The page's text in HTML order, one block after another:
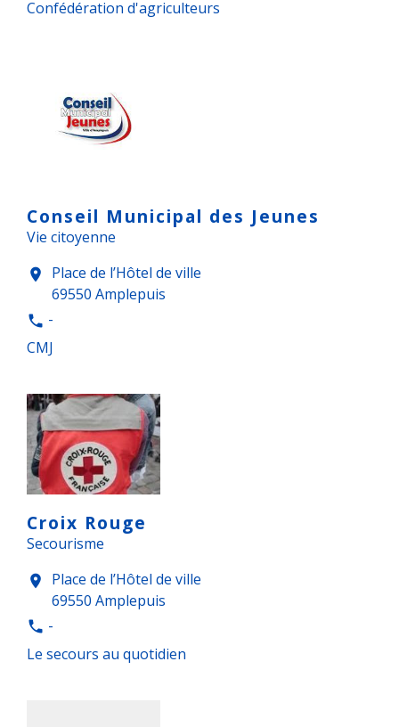
Confédération d'agriculteurs
Conseil Municipal des Jeunes
Vie citoyenne
location_on
Place de l’Hôtel de ville
69550 Amplepuis
phone -
CMJ
Croix Rouge
Secourisme
location_on
Place de l’Hôtel de ville
69550 Amplepuis
phone -
Le secours au quotidien